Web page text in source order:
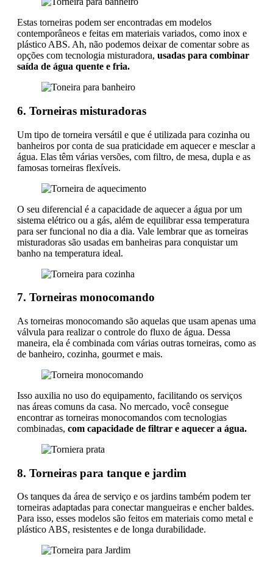
Estas torneiras podem ser encontradas em modelos
contemporâneos e feitas em materiais variados, como inox e
plástico ABS. Ah, não podemos deixar de comentar sobre as
opções com tecnologia misturadora, usadas para combinar
saída de água quente e fria.
6. Torneiras misturadoras
Um tipo de torneira versátil e que é utilizada para cozinha ou
banheiros por conta de sua praticidade em aquecer e mesclar a
água. Elas têm várias versões, com filtro, de mesa, dupla e as
famosas torneiras flexíveis.
O seu diferencial é a capacidade de aquecer a água por um
sistema elétrico ou a gás, além de equilibrar essa temperatura
para ser funcional no dia a dia. Vale lembrar que as torneiras
misturadoras são usadas em banheiras para conquistar um
banho na temperatura ideal.
7. Torneiras monocomando
As torneiras monocomando são aquelas que usam apenas uma
válvula para realizar o controle do fluxo de água. Dessa
maneira, ela é combinada com várias outras torneiras, como as
de banheiro, cozinha, gourmet e mais.
Isso auxilia no uso do equipamento, facilitando os serviços
nas áreas comuns da casa. No mercado, você consegue
encontrar as torneiras monocomandos com tecnologias
combinadas, com capacidade de filtrar e aquecer a água.
8. Torneiras para tanque e jardim
Os tanques da área de serviço e os jardins também podem ter
torneiras adaptadas para conectar mangueiras e encher baldes.
Para isso, esses modelos são feitos em materiais como metal e
plástico ABS, resistentes e de longa durabilidade.